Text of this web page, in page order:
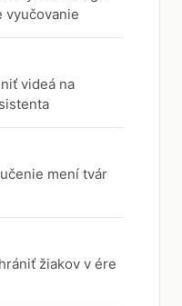
vyučovanie
videá na
mení tvár
žiakov v ére